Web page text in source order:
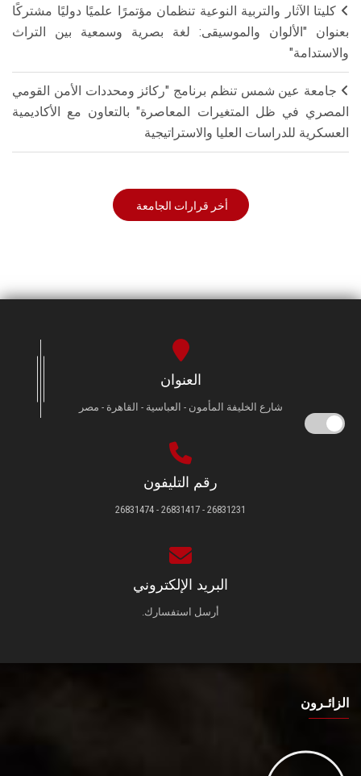
كليتا الآثار والتربية النوعية تنظمان مؤتمرًا علميًا دوليًا مشتركًا
بعنوان "الألوان والموسيقى: لغة بصرية وسمعية بين التراث
والاستدامة"
جامعة عين شمس تنظم برنامج "ركائز ومحددات الأمن القومي
المصري في ظل المتغيرات المعاصرة" بالتعاون مع الأكاديمية
العسكرية للدراسات العليا والاستراتيجية
أخر قرارات الجامعة
العنوان
شارع الخليفة المأمون - العباسية - القاهرة - مصر
رقم التليفون
26831231 - 26831417 - 26831474
البريد الإلكتروني
أرسل استفسارك.
الزائـرون